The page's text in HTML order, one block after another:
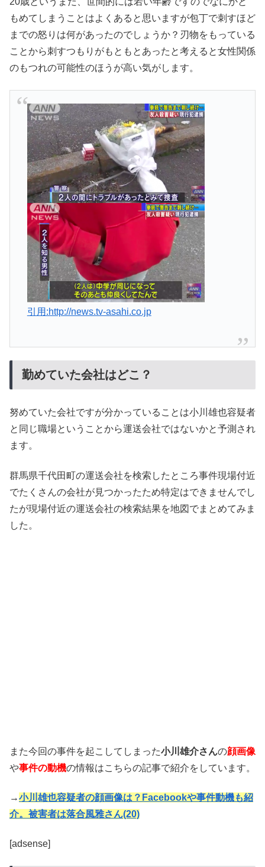
もめてしまうことはよくあると思いますが包丁で刺すほど
までの怒りは何があったのでしょうか？刃物をもっている
ことから刺すつもりがもともとあったと考えると女性関係
のもつれの可能性のほうが高い気がします。
引用:http://news.tv-asahi.co.jp
勤めていた会社はどこ？
努めていた会社ですが分かっていることは小川雄也容疑者
と同じ職場ということから運送会社ではないかと予測され
ます。
群馬県千代田町の運送会社を検索したところ事件現場付近
でたくさんの会社が見つかったため特定はできませんでし
たが現場付近の運送会社の検索結果を地図でまとめてみま
した。
また今回の事件を起こしてしまった小川雄介さんの顔画像
や事件の動機の情報はこちらの記事で紹介をしています。
→小川雄也容疑者の顔画像は？Facebookや事件動機も紹
介。被害者は落合風雅さん(20)
[adsense]